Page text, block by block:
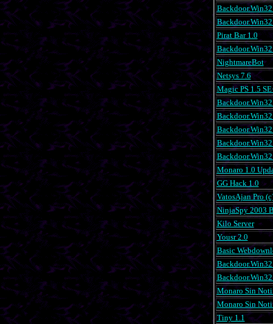
Pirat Bar 1.0
NightmareBot
Netsys 7.6
Magic PS 1.5
Monaro 1.0
GG Hack 1.0
VatosAjan Pro
NinjaSpy 2003
Kilo Server
Yousr 2.0
Basic
Monaro Sin
Monaro Sin
Tiny 1.1